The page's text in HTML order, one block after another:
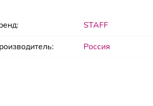
STAFF
Россия